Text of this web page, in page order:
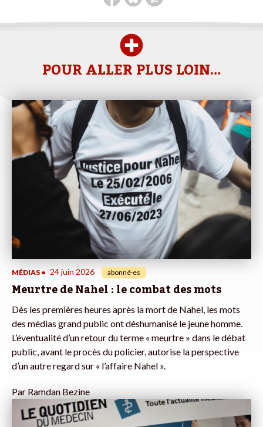
POUR ALLER PLUS LOIN…
MÉDIAS • 24 juin 2026 abonné·es
Meurtre de Nahel : le combat des mots
Dès les premières heures après la mort de Nahel, les mots
des médias grand public ont déshumanisé le jeune homme.
L’éventualité d’un retour du terme « meurtre » dans le débat
public, avant le procès du policier, autorise la perspective
d’un autre regard sur « l’affaire Nahel ».
Par Ramdan Bezine